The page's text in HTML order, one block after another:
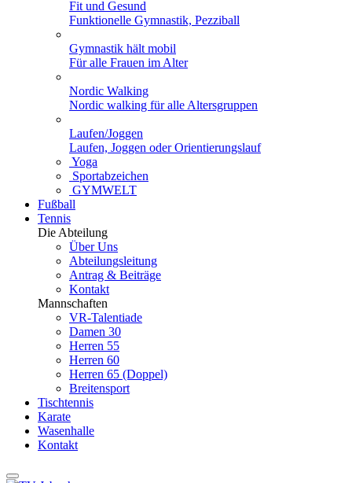
Fit und Gesund
Funktionelle Gymnastik, Pezziball
Gymnastik hält mobil
Für alle Frauen im Alter
Nordic Walking
Nordic walking für alle Altersgruppen
Laufen/Joggen
Laufen, Joggen oder Orientierungslauf
Yoga
Sportabzeichen
GYMWELT
Fußball
Tennis
Die Abteilung
Über Uns
Abteilungsleitung
Antrag & Beiträge
Kontakt
Mannschaften
VR-Talentiade
Damen 30
Herren 55
Herren 60
Herren 65 (Doppel)
Breitensport
Tischtennis
Karate
Wasenhalle
Kontakt